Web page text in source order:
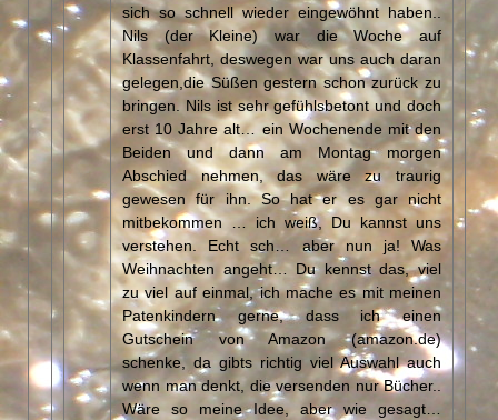
sich so schnell wieder eingewöhnt haben..
Nils (der Kleine) war die Woche auf
Klassenfahrt, deswegen war uns auch daran
gelegen,die Süßen gestern schon zurück zu
bringen. Nils ist sehr gefühlsbetont und doch
erst 10 Jahre alt… ein Wochenende mit den
Beiden und dann am Montag morgen
Abschied nehmen, das wäre zu traurig
gewesen für ihn. So hat er es gar nicht
mitbekommen … ich weiß, Du kannst uns
verstehen. Echt sch… aber nun ja! Was
Weihnachten angeht… Du kennst das, viel
zu viel auf einmal, ich mache es mit meinen
Patenkindern gerne, dass ich einen
Gutschein von Amazon (amazon.de)
schenke, da gibts richtig viel Auswahl auch
wenn man denkt, die versenden nur Bücher..
Wäre so meine Idee, aber wie gesagt…